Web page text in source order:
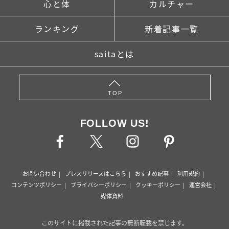
心と体 カルチャー
ランキング 新着記事一覧
saitaとは
TOP
FOLLOW US!
お問い合わせ プレスリリースはこちら おすすめ記事
利用規約
コンテンツポリシー
プライバシーポリシー クッキーポリシー
運営会社
媒体資料
このサイトに掲載された記事の無断転載を禁じます。